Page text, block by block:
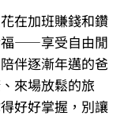
在加班賺錢和鑽
福——享受自由閒
伴逐漸年邁的爸
來場放鬆的旅
好好掌握，別讓